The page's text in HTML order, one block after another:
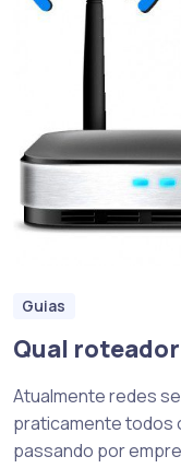
Guias
Qual
Atualmente redes
praticamente todos
passando por